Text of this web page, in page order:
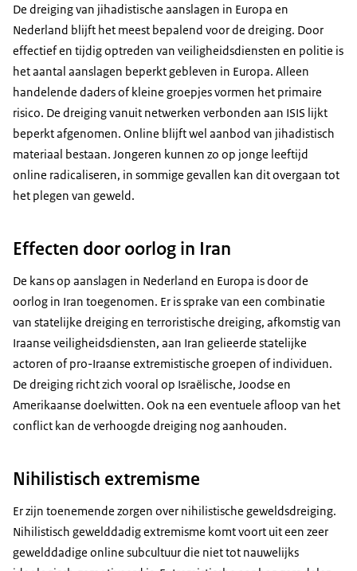
De dreiging van jihadistische aanslagen in Europa en
Nederland blijft het meest bepalend voor de dreiging. Door
effectief en tijdig optreden van veiligheidsdiensten en politie is
het aantal aanslagen beperkt gebleven in Europa. Alleen
handelende daders of kleine groepjes vormen het primaire
risico. De dreiging vanuit netwerken verbonden aan ISIS lijkt
beperkt afgenomen. Online blijft wel aanbod van jihadistisch
materiaal bestaan. Jongeren kunnen zo op jonge leeftijd
online radicaliseren, in sommige gevallen kan dit overgaan tot
het plegen van geweld.
Effecten door oorlog in Iran
De kans op aanslagen in Nederland en Europa is door de
oorlog in Iran toegenomen. Er is sprake van een combinatie
van statelijke dreiging en terroristische dreiging, afkomstig van
Iraanse veiligheidsdiensten, aan Iran gelieerde statelijke
actoren of pro-Iraanse extremistische groepen of individuen.
De dreiging richt zich vooral op Israëlische, Joodse en
Amerikaanse doelwitten. Ook na een eventuele afloop van het
conflict kan de verhoogde dreiging nog aanhouden.
Nihilistisch extremisme
Er zijn toenemende zorgen over nihilistische geweldsdreiging.
Nihilistisch gewelddadig extremisme komt voort uit een zeer
gewelddadige online subcultuur die niet tot nauwelijks